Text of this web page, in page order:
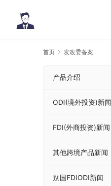
首页 发改委备案
产品介绍
ODI(境外投资)新闻
FDI(外商投资)新闻
其他跨境产品新闻
别国FDIODI新闻